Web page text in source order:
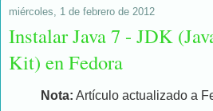
miércoles, 1 de febrero de 2012
Instalar Java 7 - JDK
Kit) en Fedora
Nota: Artículo actualizado a